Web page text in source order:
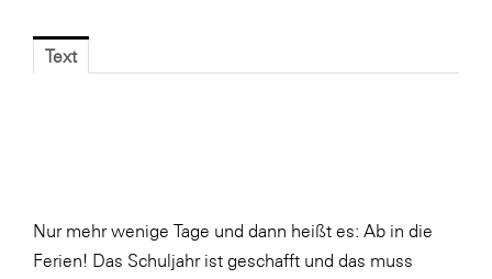
Darbo
EY
FG UBIT Salzburg
Text
Nur mehr wenige Tage und dann heißt es: Ab in die
Ferien! Das Schuljahr ist geschafft und das muss